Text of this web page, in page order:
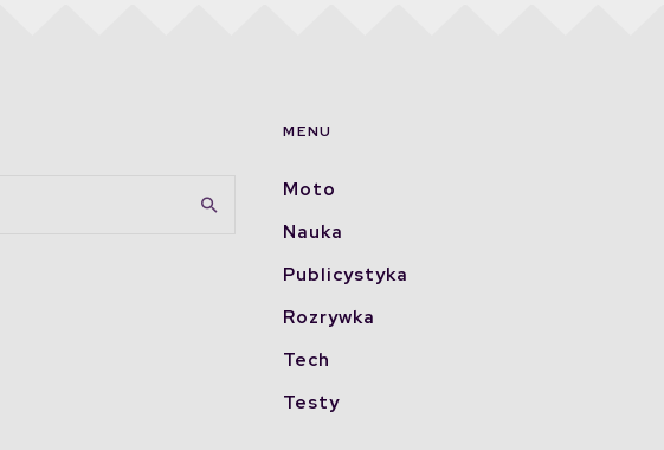
MENU
Moto
Nauka
Publicystyka
Rozrywka
Tech
Testy